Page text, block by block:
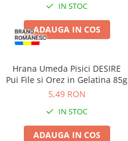
Igienă Pisici
Antiparazitare Pisici
Vitamine Pisici
Accesorii Pisici
Castroane & Adapatori Pisici
Cuști & Genți Pisici
IN STOC
ADAUGA IN COS
Hrana Umeda Pisici DESIRE
Pui File si Orez in Gelatina 85g
5,49 RON
IN STOC
ADAUGA IN COS